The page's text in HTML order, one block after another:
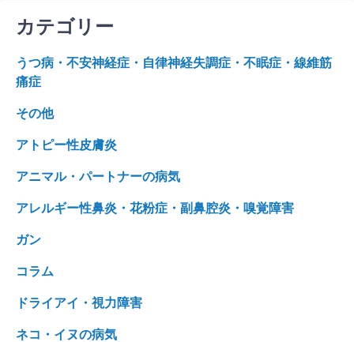
カテゴリー
うつ病・不安神経症・自律神経失調症・不眠症・線維筋
痛症
その他
アトピー性皮膚炎
アニマル・パートナーの病気
アレルギー性鼻炎・花粉症・副鼻腔炎・嗅覚障害
ガン
コラム
ドライアイ・視力障害
ネコ・イヌの病気